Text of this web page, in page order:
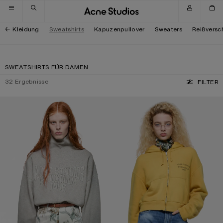
Zur Navigation wechseln
Zum Hauptinhalt wechseln
Zum Footer wechseln
Kleidung Sweatshirts Kapuzenpullover Sweaters
SWEATSHIRTS FÜR DAMEN
32 Ergebnisse FILTER
SWEATSHIRT AUS FLEECE MIT LOGO HOODIE MIT REISSVERSCHLUSS